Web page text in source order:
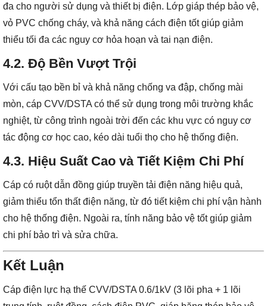
đa cho người sử dụng và thiết bị điện. Lớp giáp thép bảo vệ,
vỏ PVC chống cháy, và khả năng cách điện tốt giúp giảm
thiểu tối đa các nguy cơ hỏa hoạn và tai nạn điện.
4.2. Độ Bền Vượt Trội
Với cấu tạo bền bỉ và khả năng chống va đập, chống mài
mòn, cáp CVV/DSTA có thể sử dụng trong môi trường khắc
nghiệt, từ công trình ngoài trời đến các khu vực có nguy cơ
tác động cơ học cao, kéo dài tuổi thọ cho hệ thống điện.
4.3. Hiệu Suất Cao và Tiết Kiệm Chi Phí
Cáp có ruột dẫn đồng giúp truyền tải điện năng hiệu quả,
giảm thiểu tổn thất điện năng, từ đó tiết kiệm chi phí vận hành
cho hệ thống điện. Ngoài ra, tính năng bảo vệ tốt giúp giảm
chi phí bảo trì và sửa chữa.
Kết Luận
Cáp điện lực hạ thế CVV/DSTA 0.6/1kV (3 lõi pha + 1 lõi